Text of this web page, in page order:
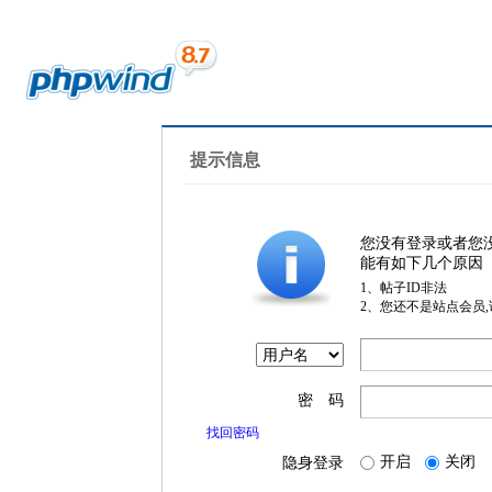
提示信息
您没有登录或者您
能有如下几个原因
1、帖子ID非法
2、您还不是站点会员
密 码
找回密码
隐身登录 开启 关闭